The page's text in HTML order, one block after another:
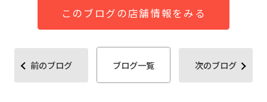
このブログの店舗情報をみる
前のブログ ブログ一覧 次のブログ